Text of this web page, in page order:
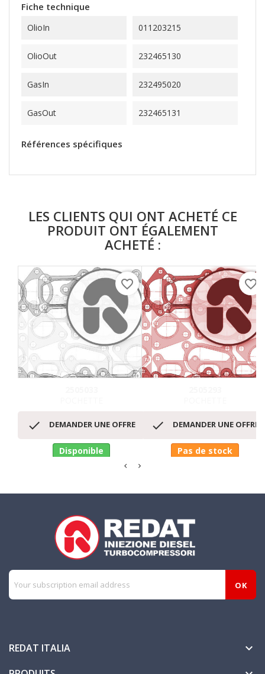
Fiche technique
OlioIn 011203215
OlioOut 232465130
GasIn 232495020
GasOut 232465131
Références spécifiques
LES CLIENTS QUI ONT ACHETÉ CE
PRODUIT ONT ÉGALEMENT
ACHETÉ :
 DEMANDER UNE OFFRE
Disponible
favorite_border
 DEMANDER UNE OFFRE
Pas de stock
favorite_border
REDAT ITALIA 